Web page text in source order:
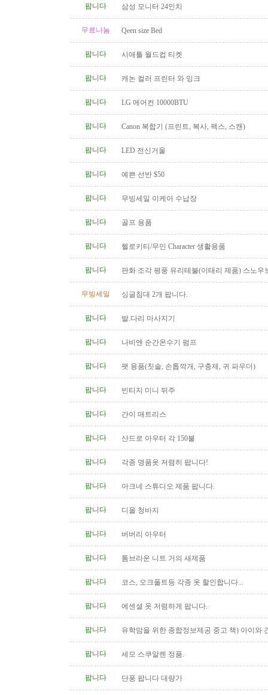
팝니다 삼성 모니터 24인치
무료나눔 Qeen size Bed
팝니다 시애틀 월드컵 티켓
팝니다 캐논 컬러 프린터 와 잉크
팝니다 LG 에어컨 10000BTU
팝니다 Canon 복합기 (프린트, 복사, 팩스, 스캔)
팝니다 LED 전신거울
팝니다 예쁜 선반 $50
팝니다 무빙세일 이케아 수납장
팝니다 골프 용품
팝니다 헬로키티/무민 Character 생활용품
팝니다
판화 조각 평풍 유리테불(이태리 제품) 스노우
무빙세일
싱글침대 2개 팝니다.
팝니다 발.다리 마사지기
팝니다 나비앤 순간온수기 펌프
팝니다 팻 용품(칫솔, 손톱깍개, 구충제, 귀 파우더)
팝니다 빈티지 미니 뒤주
팝니다 간이 매트리스
팝니다 산드로 아우터 각 150불
팝니다 각종 명품옷 저렴히 팝니다!
팝니다 아크네 스튜디오 제품 팝니다.
팝니다 디올 청바지
팝니다 버버리 아우터
팝니다 톰브라운 니트 거의 새제품
팝니다 코스, 오크폴트등 각종 옷 할인합니다...
팝니다 에센셜 옷 저렴하게 팝니다.
팝니다
유학맘을 위한 종합정보제공 중고 책) 아이와
팝니다
세모 스쿠알렌 정품.
팝니다 단풍 팝니다 대량가